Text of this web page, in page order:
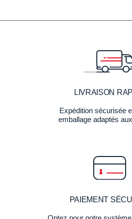
LIVRAISON
Expédition sécurisée
emballage adaptés
PAIEMENT